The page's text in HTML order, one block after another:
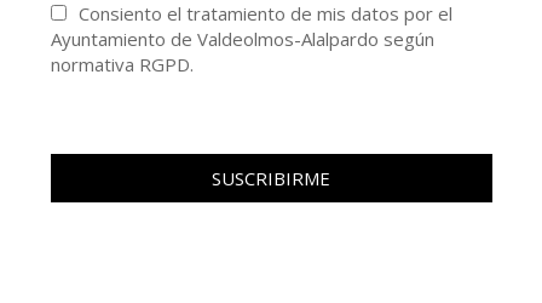
Consiento el tratamiento de mis datos por el
Ayuntamiento de Valdeolmos-Alalpardo según
normativa RGPD.